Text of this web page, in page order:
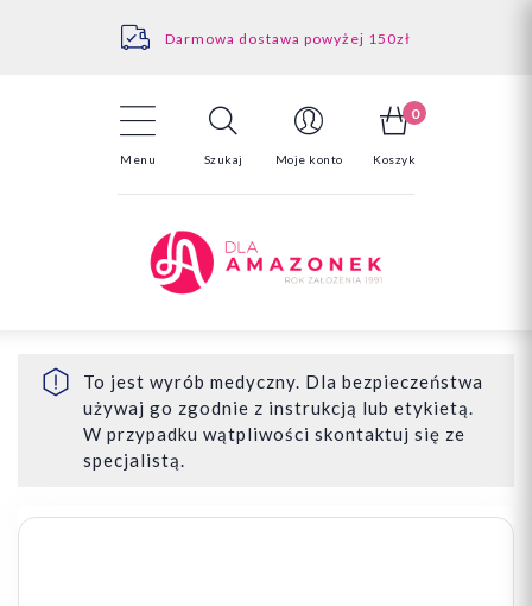
Darmowa dostawa powyżej 150zł
Odstąpienie od umowy - tutaj
Menu Szukaj Moje konto
0
Koszyk
To jest wyrób medyczny. Dla bezpieczeństwa
używaj go zgodnie z instrukcją lub etykietą.
W przypadku wątpliwości skontaktuj się ze
specjalistą.